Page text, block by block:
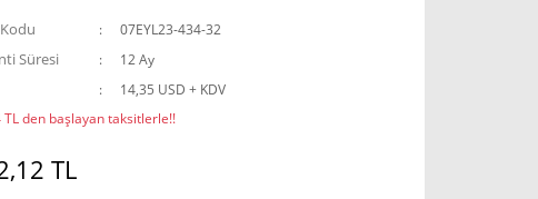
07EYL23-434-32
Süresi 12 Ay
14,35 USD + KDV
TL den başlayan taksitlerle!!
TL